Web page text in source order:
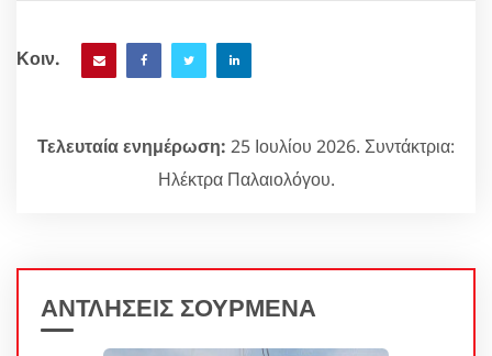
Κοιν.
Τελευταία ενημέρωση: 25 Ιουλίου 2026. Συντάκτρια:
Ηλέκτρα Παλαιολόγου.
ΑΝΤΛΗΣΕΙΣ ΣΟΥΡΜΕΝΑ